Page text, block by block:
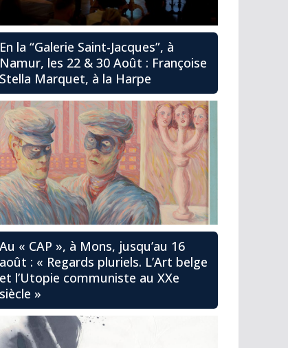
En la “Galerie Saint-Jacques”, à
Namur, les 22 & 30 Août : Françoise
Stella Marquet, à la Harpe
Au « CAP », à Mons, jusqu’au 16
août : « Regards pluriels. L’Art belge
et l’Utopie communiste au XXe
siècle »